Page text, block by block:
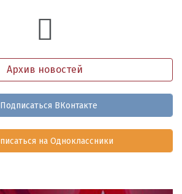
Архив новостей
Подписаться ВКонтакте
на Одноклассники